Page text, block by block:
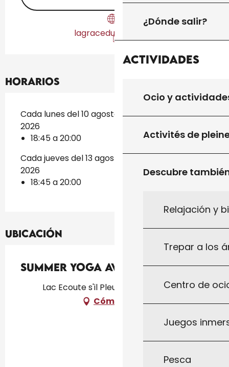
¿Dónde salir?
Actividades
Ocio y
Activités de
Descubre
Relajación y
Trepar a los
Centro de
Juegos
Pesca
lagraceduyoga.com
Horarios
Cada lunes del 10 agosto 2026 al 17 agosto
2026
18:45 a 20:00
Cada jueves del 13 agosto 2026 al 20 agosto
2026
18:45 a 20:00
Ubicación
Summer Yoga avec AnneCha
Lac Ecoute s'il Pleut, 46300 Gourdon
Cómo llegar